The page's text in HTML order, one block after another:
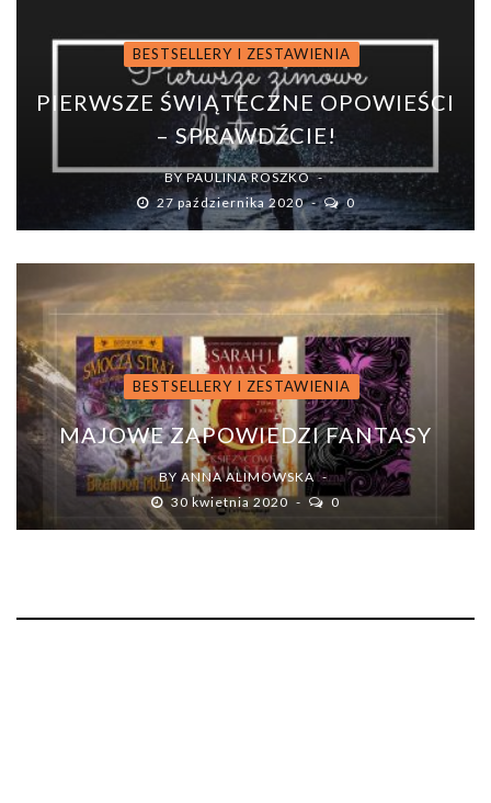
BESTSELLERY I ZESTAWIENIA
PIERWSZE ŚWIĄTECZNE OPOWIEŚCI
– SPRAWDŹCIE!
BYPAULINA ROSZKO
27 października 2020
0
BESTSELLERY I ZESTAWIENIA
MAJOWE ZAPOWIEDZI FANTASY
BY ANNA ALIMOWSKA
30 kwietnia 2020
0